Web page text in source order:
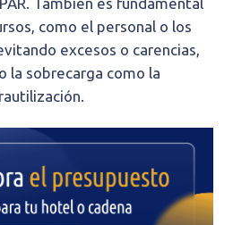
como el personal o los
excesos o carencias,
la sobrecarga como la